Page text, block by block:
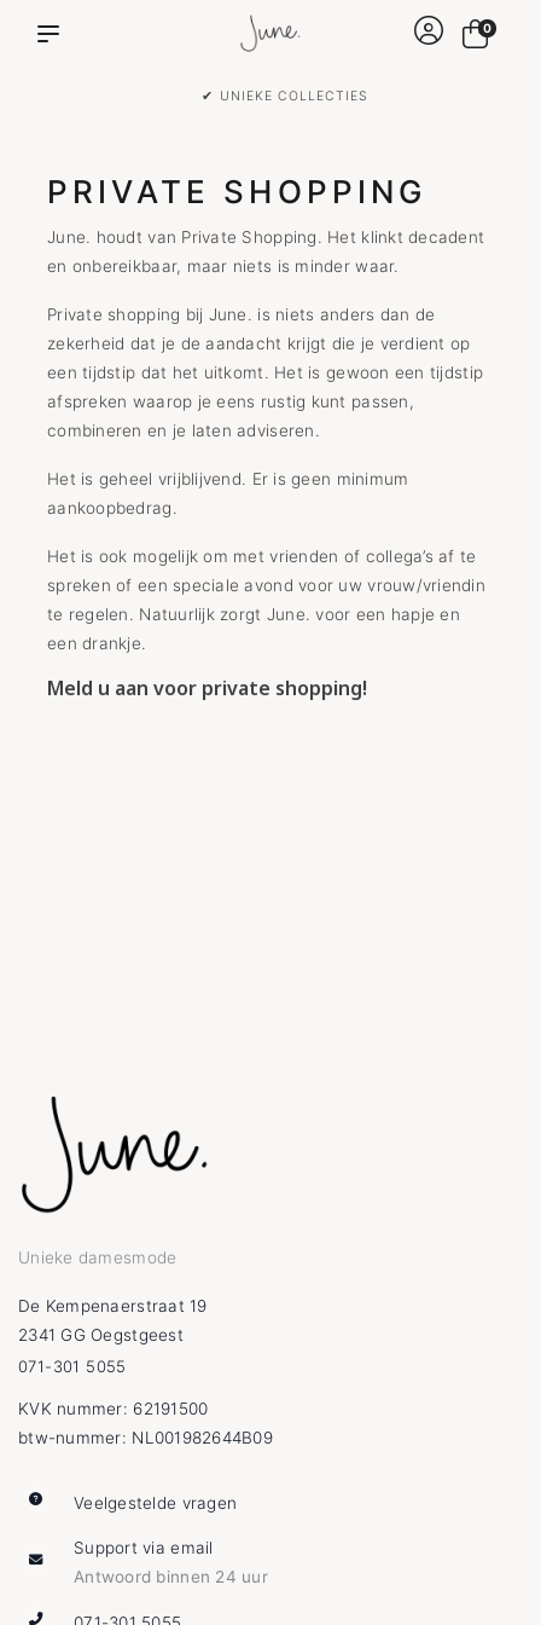
✔ UNIEKE COLLECTIES
0
PRIVATE SHOPPING
June. houdt van Private Shopping. Het klinkt decadent
en onbereikbaar, maar niets is minder waar.
Private shopping bij June. is niets anders dan de
zekerheid dat je de aandacht krijgt die je verdient op
een tijdstip dat het uitkomt. Het is gewoon een tijdstip
afspreken waarop je eens rustig kunt passen,
combineren en je laten adviseren.
Het is geheel vrijblijvend. Er is geen minimum
aankoopbedrag.
Het is ook mogelijk om met vrienden of collega’s af te
spreken of een speciale avond voor uw vrouw/vriendin
te regelen. Natuurlijk zorgt June. voor een hapje en
een drankje.
Meld u aan voor private shopping!
Unieke damesmode
De Kempenaerstraat 19
2341 GG Oegstgeest
071-301 5055
KVK nummer: 62191500
btw-nummer: NL001982644B09
Veelgestelde vragen
Support via email
Antwoord binnen 24 uur